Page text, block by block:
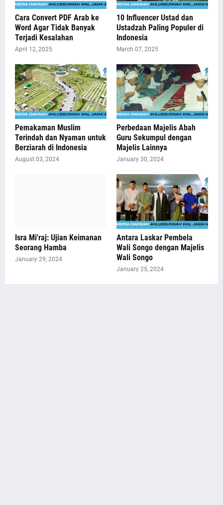
Cara Convert PDF Arab ke
Word Agar Tidak Banyak
Terjadi Kesalahan
April 12, 2025
10 Influencer Ustad dan
Ustadzah Paling Populer di
Indonesia
March 07, 2025
Pemakaman Muslim
Terindah dan Nyaman untuk
Berziarah di Indonesia
August 03, 2024
Perbedaan Majelis Abah
Guru Sekumpul dengan
Majelis Lainnya
January 30, 2024
Isra Mi'raj: Ujian Keimanan
Seorang Hamba
January 29, 2024
Antara Laskar Pembela
Wali Songo dengan Majelis
Wali Songo
January 25, 2024